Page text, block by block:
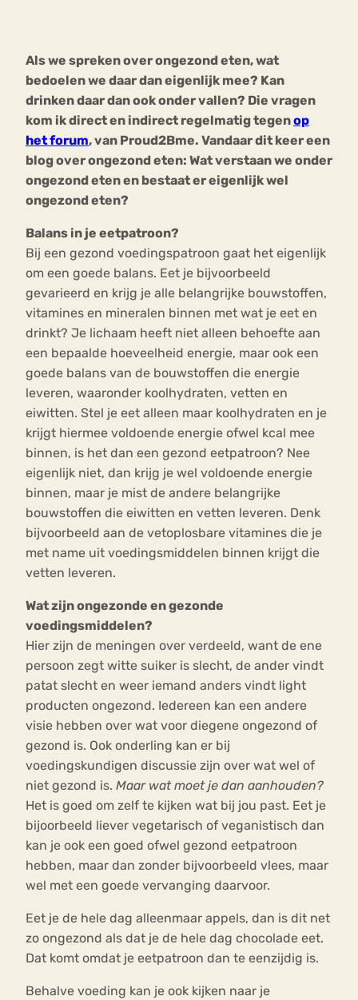
Als we spreken over ongezond eten, wat
bedoelen we daar dan eigenlijk mee? Kan
drinken daar dan ook onder vallen? Die vragen
kom ik direct en indirect regelmatig tegenop
het forum, van Proud2Bme. Vandaar dit keer een
blog over ongezond eten: Wat verstaan we onder
ongezond eten en bestaat er eigenlijk wel
ongezond eten?
Balans in je eetpatroon?
Bij een gezond voedingspatroon gaat het eigenlijk
om een goede balans. Eet je bijvoorbeeld
gevarieerd en krijg je alle belangrijke bouwstoffen,
vitamines en mineralen binnen met wat je eet en
drinkt? Je lichaam heeft niet alleen behoefte aan
een bepaalde hoeveelheid energie, maar ook een
goede balans van de bouwstoffen die energie
leveren, waaronder koolhydraten, vetten en
eiwitten. Stel je eet alleen maar koolhydraten en je
krijgt hiermee voldoende energie ofwel kcal mee
binnen, is het dan een gezond eetpatroon? Nee
eigenlijk niet, dan krijg je wel voldoende energie
binnen, maar je mist de andere belangrijke
bouwstoffen die eiwitten en vetten leveren. Denk
bijvoorbeeld aan de vetoplosbare vitamines die je
met name uit voedingsmiddelen binnen krijgt die
vetten leveren.
Wat zijn ongezonde en gezonde
voedingsmiddelen?
Hier zijn de meningen over verdeeld, want de ene
persoon zegt witte suiker is slecht, de ander vindt
patat slecht en weer iemand anders vindt light
producten ongezond. Iedereen kan een andere
visie hebben over wat voor diegene ongezond of
gezond is. Ook onderling kan er bij
voedingskundigen discussie zijn over wat wel of
niet gezond is. Maar wat moet je dan aanhouden?
Het is goed om zelf te kijken wat bij jou past. Eet je
bijoorbeeld liever vegetarisch of veganistisch dan
kan je ook een goed ofwel gezond eetpatroon
hebben, maar dan zonder bijvoorbeeld vlees, maar
wel met een goede vervanging daarvoor.
Eet je de hele dag alleenmaar appels, dan is dit net
zo ongezond als dat je de hele dag chocolade eet.
Dat komt omdat je eetpatroon dan te eenzijdig is.
Behalve voeding kan je ook kijken naar je
Chat
Forum
mia
Nerv
osa
Eetstoornis Anorexia Nervosa
Eetbuien Piekeren Sport
Trauma
Orthorexia
Afvallen Angst